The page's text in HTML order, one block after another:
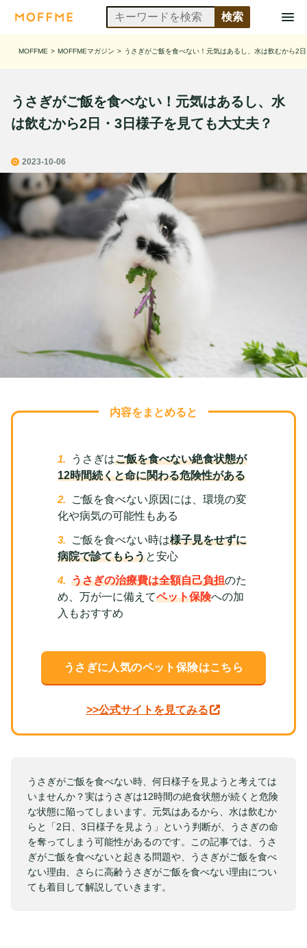
MOFFME > MOFFMEマガジン > うさぎがご飯を食べない！元気はあるし、水は飲むから2
うさぎがご飯を食べない！元気はあるし、水
は飲むから2日・3日様子を見ても大丈夫？
2023-10-06
内容をまとめると
うさぎはご飯を食べない絶食状態が
12時間続くと命に関わる危険性がある
ご飯を食べない原因には、環境の変
化や病気の可能性もある
ご飯を食べない時は様子見をせずに
病院で診てもらうと安心
うさぎの治療費は全額自己負担のた
め、万が一に備えてペット保険への加
入もおすすめ
うさぎに人気のペット保険はこちら
>>公式サイトを見てみる
うさぎがご飯を食べない時、何日様子を見ようと考えては
いませんか？実はうさぎは12時間の絶食状態が続くと危険
な状態に陥ってしまいます。元気はあるから、水は飲むか
らと「2日、3日様子を見よう」という判断が、うさぎの命
を奪ってしまう可能性があるのです。この記事では、うさ
ぎがご飯を食べないと起きる問題や、うさぎがご飯を食べ
ない理由、さらに高齢うさぎがご飯を食べない理由につい
ても着目して解説していきます。